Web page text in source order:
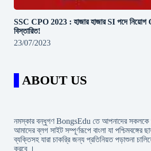
SSC CPO 2023 : হাজার হাজার SI পদে
বিস্তারিত!
23/07/2023
ABOUT US
নমস্কার বন্ধুগণ BongsEdu তে আপনাদের সকলকে
আমাদের ব্লগ সাইট সম্পূর্ণরূপে বাংলা যা পশ্চিমবঙ্গের
ব্যক্তিসহ যারা চাকরি্র জন্য প্রতিনিয়ত পড়াশুনা
করবে ।